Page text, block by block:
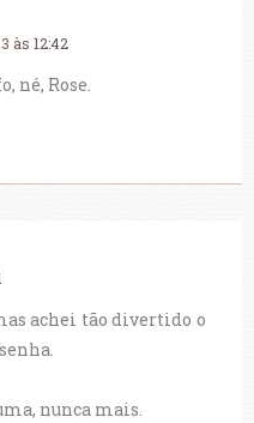
às 12:42
né, Rose.
achei tão divertido o
nunca mais.